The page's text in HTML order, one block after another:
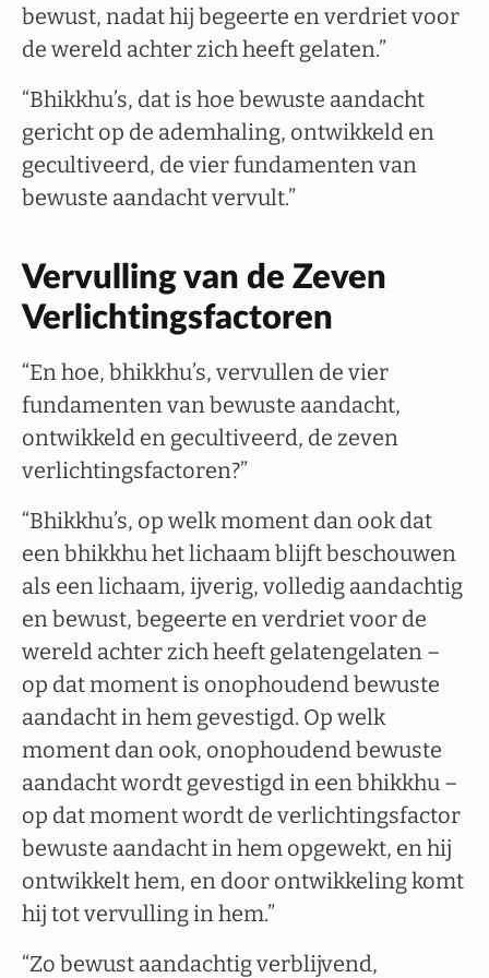
bewust, nadat hij begeerte en verdriet voor
de wereld achter zich heeft gelaten.”
“Bhikkhu’s, dat is hoe bewuste aandacht
gericht op de ademhaling, ontwikkeld en
gecultiveerd, de vier fundamenten van
bewuste aandacht vervult.”
Vervulling van de Zeven
Verlichtingsfactoren
“En hoe, bhikkhu’s, vervullen de vier
fundamenten van bewuste aandacht,
ontwikkeld en gecultiveerd, de zeven
verlichtingsfactoren?”
“Bhikkhu’s, op welk moment dan ook dat
een bhikkhu het lichaam blijft beschouwen
als een lichaam, ijverig, volledig aandachtig
en bewust, begeerte en verdriet voor de
wereld achter zich heeft gelatengelaten –
op dat moment is onophoudend bewuste
aandacht in hem gevestigd. Op welk
moment dan ook, onophoudend bewuste
aandacht wordt gevestigd in een bhikkhu –
op dat moment wordt de verlichtingsfactor
bewuste aandacht in hem opgewekt, en hij
ontwikkelt hem, en door ontwikkeling komt
hij tot vervulling in hem.”
“Zo bewust aandachtig verblijvend,